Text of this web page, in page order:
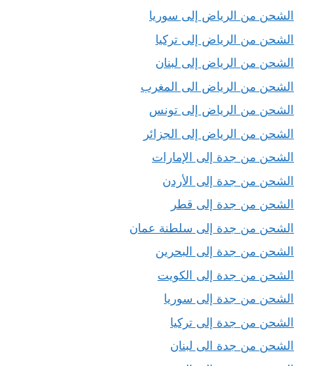
الشحن من الرياض إلى سوريا
الشحن من الرياض إلى تركيا
الشحن من الرياض إلى لبنان
الشحن من الرياض الى المغرب
الشحن من الرياض إلى تونس
الشحن من الرياض إلى الجزائر
الشحن من جدة إلى الإمارات
الشحن من جدة إلى الأردن
الشحن من جدة إلى قطر
الشحن من جدة إلى سلطنة عمان
الشحن من جدة إلى البحرين
الشحن من جدة إلى الكويت
الشحن من جدة إلى سوريا
الشحن من جدة إلى تركيا
الشحن من جدة الى لبنان